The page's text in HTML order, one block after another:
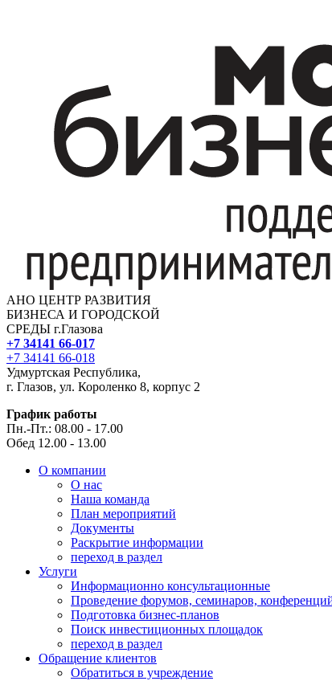
АНО ЦЕНТР РАЗВИТИЯ
БИЗНЕСА И ГОРОДСКОЙ
СРЕДЫ г.Глазова
+7 34141 66-017
+7 34141 66-018
Удмуртская Республика,
г. Глазов, ул. Короленко 8, корпус 2
График работы
Пн.-Пт.: 08.00 - 17.00
Обед 12.00 - 13.00
О компании
О нас
Наша команда
План мероприятий
Документы
Раскрытие информации
переход в раздел
Услуги
Информационно консультационные
Проведение форумов, семинаров,
Подготовка бизнес-планов
Поиск инвестиционных площадок
переход в раздел
Обращение клиентов
Обратиться в учреждение